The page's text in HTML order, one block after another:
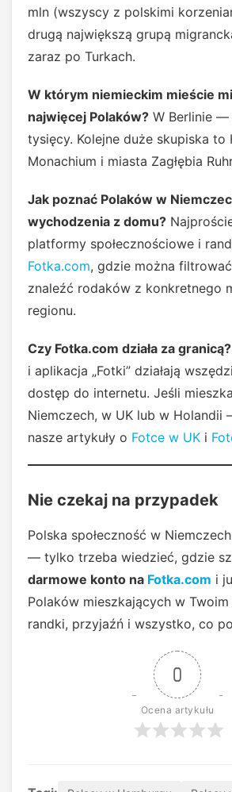
mln (wszyscy z polskimi
drugą największą grupą
zaraz po Turkach.
W którym niemieckim mieście
najwięcej Polaków? W Berlinie —
tysięcy. Kolejne duże skupiska to
Monachium i miasta Zagłębia
Jak poznać Polaków w
wychodzenia z domu?
platformy społecznościowe i
Fotka.com, gdzie można
znaleźć rodaków z konkretnego
regionu.
Czy Fotka.com działa za granicą?
i aplikacja „Fotki” działają
dostęp do internetu. Jeśli
Niemczech, w UK lub w
nasze artykuły o Fotce w UK i
Nie czekaj na przypadek
Polska społeczność w
— tylko trzeba wiedzieć, gdzie
darmowe konto na Fotka.com i
Polaków mieszkających w
randki, przyjaźń i wszystko, co
0
Ocena artykułu